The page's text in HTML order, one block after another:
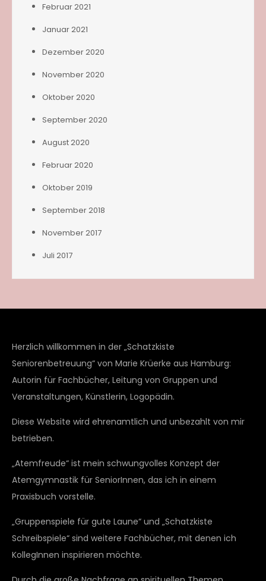
Februar 2021
Januar 2021
Dezember 2020
November 2020
Oktober 2020
September 2020
August 2020
Februar 2020
Oktober 2019
September 2018
November 2017
Juli 2017
Herzlich willkommen in der „Schatzkiste
Seniorenbetreuung“ von Marie Krüerke aus Hamburg:
Autorin für Fachbücher, Leitung von Gruppen und
Veranstaltungen, Künstlerin, Logopädin.
Diese Website wird ehrenamtlich und unbezahlt von mir
betrieben.
„Atemfreude“ ist mein schwungvolles Konzept der
Atemgymnastik für SeniorInnen, das ich in einem
Praxisbuch vorstelle.
„Gruppenspiele für gute Laune“ und „Schatzkiste
Schreibspiele“ sind weitere Fachbücher, mit denen ich
KollegInnen inspirieren möchte.